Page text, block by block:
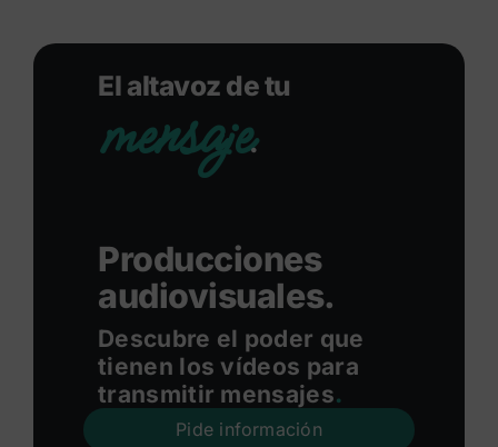
El altavoz de tu
mensaje.
Producciones
audiovisuales.
Descubre el poder que
tienen los vídeos para
transmitir mensajes.
Pide información